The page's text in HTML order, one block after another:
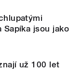
Sapíka jsou jako
už 100 let